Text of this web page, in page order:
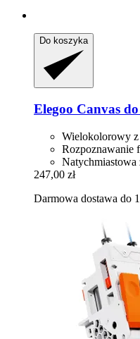
Do koszyka
Elegoo Canvas
Wielokolorowy
Rozpoznawanie
Natychmiastowa
247,00 zł
Darmowa dostawa do